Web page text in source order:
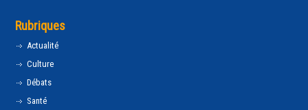
Rubriques
Actualité
Culture
Débats
Santé